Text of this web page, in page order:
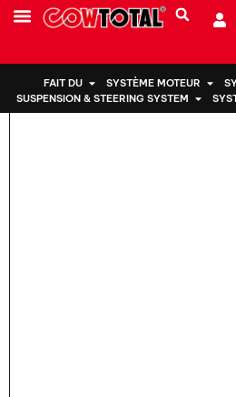
FAIT DU SYSTÈME MOTEUR
SUSPENSION & STEERING SYSTEM
Maison > Support moteur 12372-